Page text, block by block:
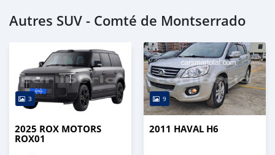
Autres SUV - Comté de Montserrado
3
2025 ROX MOTORS
ROX01
9
2011 HAVAL H6